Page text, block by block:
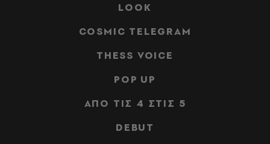
LOOK
COSMIC TELEGRAM
THESS VOICE
POP UP
ΑΠΟ ΤΙΣ 4 ΣΤΙΣ 5
DEBUT